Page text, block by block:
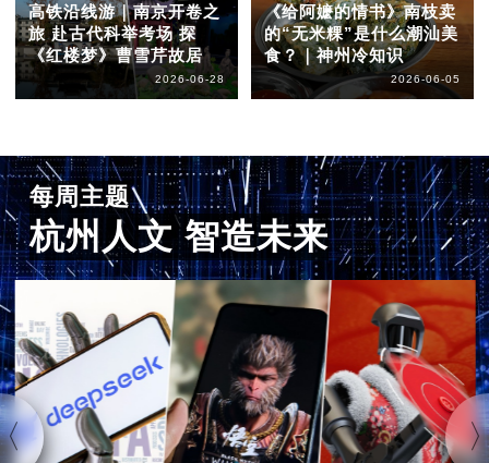
高铁沿线游｜南京开卷之
旅 赴古代科举考场 探
《红楼梦》曹雪芹故居
2026-06-28
《给阿嬷的情书》南枝卖
的“无米粿”是什么潮汕美
食？｜神州冷知识
2026-06-05
每周主题
杭州人文 智造未来